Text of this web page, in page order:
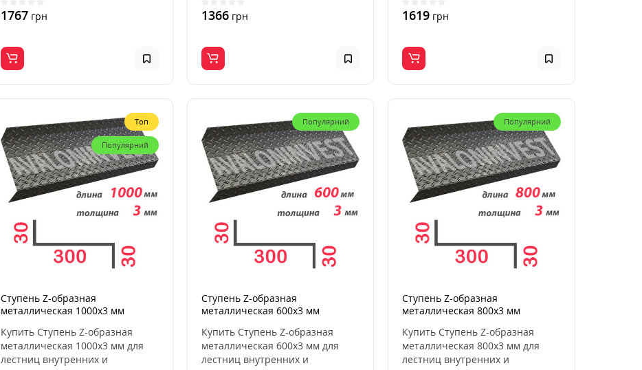
1767грн 1366грн 1619 грн
Топ
Популярний
Ступень Z-образная
металлическая 1000x3 мм
Купить Ступень Z-образная
металлическая 1000x3 мм для
лестниц внутренних и
Популярний
Ступень Z-образная
металлическая 600x3 мм
Купить Ступень Z-образная
металлическая 600x3 мм для
лестниц внутренних и
Популярний
Ступень Z-образная
металлическая 800x3 мм
Купить Ступень Z-образная
металлическая 800x3 мм для
лестниц внутренних и